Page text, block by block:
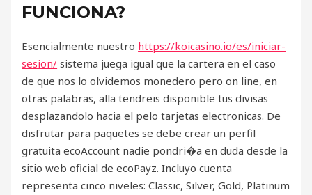
FUNCIONA?
Esencialmente nuestro https://koicasino.io/es/iniciar-
sesion/ sistema juega igual que la cartera en el caso
de que nos lo olvidemos monedero pero on line, en
otras palabras, alla tendreis disponible tus divisas
desplazandolo hacia el pelo tarjetas electronicas. De
disfrutar para paquetes se debe crear un perfil
gratuita ecoAccount nadie pondri�a en duda desde la
sitio web oficial de ecoPayz. Incluyo cuenta
representa cinco niveles: Classic, Silver, Gold, Platinum